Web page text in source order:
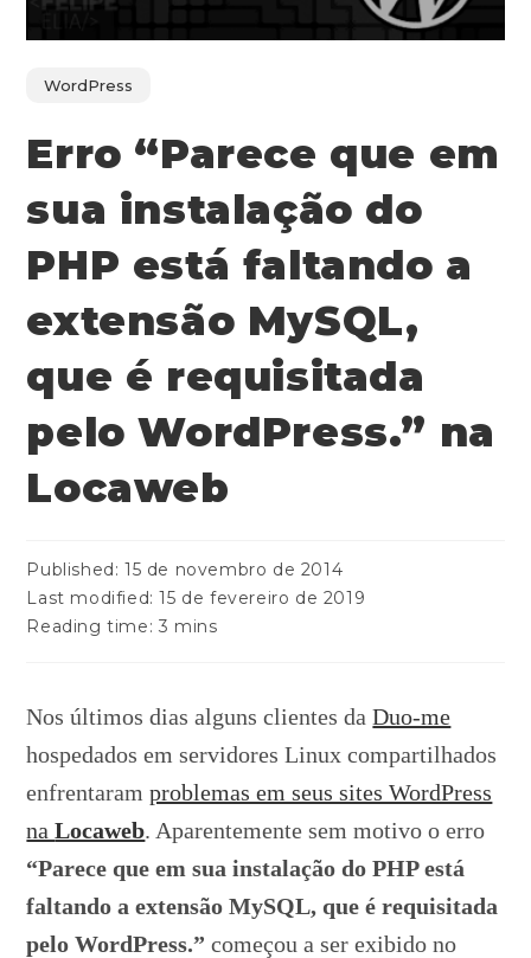
WordPress
Erro “Parece que em
sua instalação do
PHP está faltando a
extensão MySQL,
que é requisitada
pelo WordPress.” na
Locaweb
Published: 15 de novembro de 2014
Last modified: 15 de fevereiro de 2019
Reading time: 3 mins
Nos últimos dias alguns clientes daDuo-me
hospedados em servidores Linux compartilhados
enfrentaramproblemas em seus sites WordPress
naLocaweb. Aparentemente sem motivo o erro
“Parece que em sua instalação do PHP está
faltando a extensão MySQL, que é requisitada
pelo WordPress.” começou a ser exibido no